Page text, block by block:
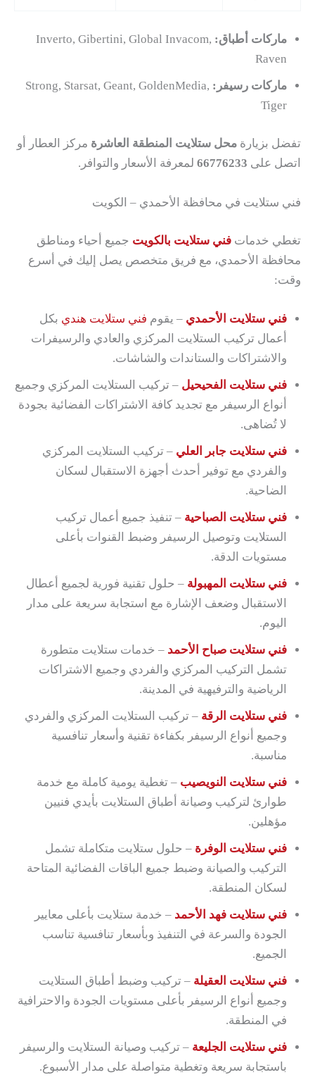
ماركات أطباق: Inverto, Gibertini, Global Invacom,
Raven
ماركات رسيفر: Strong, Starsat, Geant, GoldenMedia,
Tiger
تفضل بزيارة محل ستلايت المنطقة العاشرة مركز العطار أو
اتصل على 66776233 لمعرفة الأسعار والتوافر.
فني ستلايت في محافظة الأحمدي – الكويت
تغطي خدمات فني ستلايت بالكويت جميع أحياء ومناطق
محافظة الأحمدي، مع فريق متخصص يصل إليك في أسرع
وقت:
فني ستلايت الأحمدي – يقوم فني ستلايت هندي بكل
أعمال تركيب الستلايت المركزي والعادي والرسيفرات
والاشتراكات والستاندات والشاشات.
فني ستلايت الفحيحيل – تركيب الستلايت المركزي وجميع
أنواع الرسيفر مع تجديد كافة الاشتراكات الفضائية بجودة
لا تُضاهى.
فني ستلايت جابر العلي – تركيب الستلايت المركزي
والفردي مع توفير أحدث أجهزة الاستقبال لسكان
الضاحية.
فني ستلايت الصباحية – تنفيذ جميع أعمال تركيب
الستلايت وتوصيل الرسيفر وضبط القنوات بأعلى
مستويات الدقة.
فني ستلايت المهبولة – حلول تقنية فورية لجميع أعطال
الاستقبال وضعف الإشارة مع استجابة سريعة على مدار
اليوم.
فني ستلايت صباح الأحمد – خدمات ستلايت متطورة
تشمل التركيب المركزي والفردي وجميع الاشتراكات
الرياضية والترفيهية في المدينة.
فني ستلايت الرقة – تركيب الستلايت المركزي والفردي
وجميع أنواع الرسيفر بكفاءة تقنية وأسعار تنافسية
مناسبة.
فني ستلايت النويصيب – تغطية يومية كاملة مع خدمة
طوارئ لتركيب وصيانة أطباق الستلايت بأيدي فنيين
مؤهلين.
فني ستلايت الوفرة – حلول ستلايت متكاملة تشمل
التركيب والصيانة وضبط جميع الباقات الفضائية المتاحة
لسكان المنطقة.
فني ستلايت فهد الأحمد – خدمة ستلايت بأعلى معايير
الجودة والسرعة في التنفيذ وبأسعار تنافسية تناسب
الجميع.
فني ستلايت العقيلة – تركيب وضبط أطباق الستلايت
وجميع أنواع الرسيفر بأعلى مستويات الجودة والاحترافية
في المنطقة.
فني ستلايت الجليعة – تركيب وصيانة الستلايت والرسيفر
باستجابة سريعة وتغطية متواصلة على مدار الأسبوع.